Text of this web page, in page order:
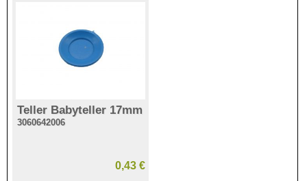
Teller Babyteller 17mm
3060642006
0,43 €